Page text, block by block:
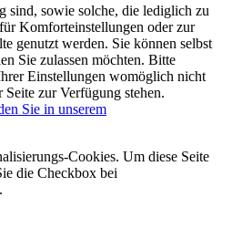
sind, sowie solche, die lediglich zu
Komforteinstellungen oder zur
genutzt werden. Sie können selbst
Sie zulassen möchten. Bitte
Einstellungen womöglich nicht
zur Verfügung stehen.
Sie in unserem
Cookies. Um diese Seite
die Checkbox bei